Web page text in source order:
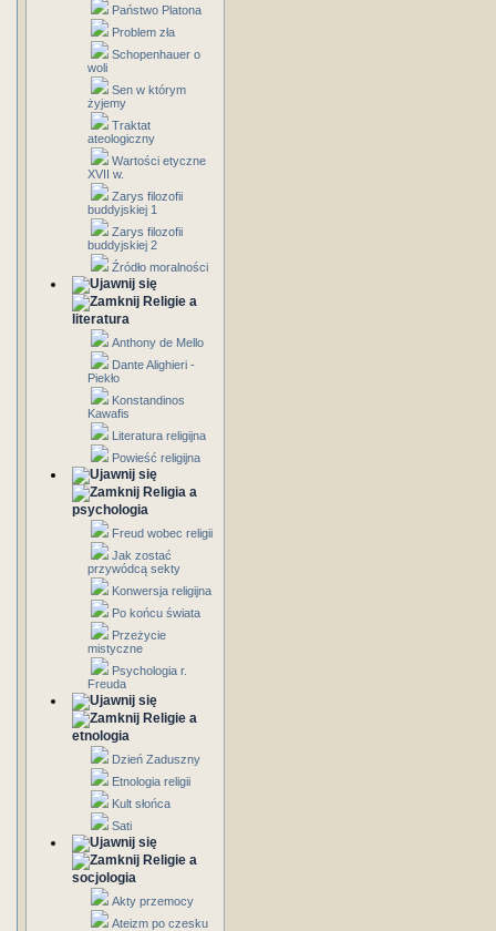
Państwo Platona
Problem zła
Schopenhauer o
woli
Sen w którym
żyjemy
Traktat
ateologiczny
Wartości etyczne
XVII w.
Zarys filozofii
buddyjskiej 1
Zarys filozofii
buddyjskiej 2
Źródło moralności
Religie a
literatura
Anthony de Mello
Dante Alighieri -
Piekło
Konstandinos
Kawafis
Literatura religijna
Powieść religijna
Religia a
psychologia
Freud wobec religii
Jak zostać
przywódcą sekty
Konwersja religijna
Po końcu świata
Przeżycie
mistyczne
Psychologia r.
Freuda
Religie a
etnologia
Dzień Zaduszny
Etnologia religii
Kult słońca
Sati
Religie a
socjologia
Akty przemocy
Ateizm po czesku